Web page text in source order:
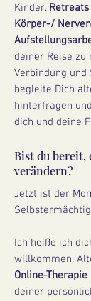
Kinder.
Körper-/
deiner Reise
Verbindung und
begleite Dich
hinterfragen
dich und deine
Bist du bereit,
verändern?
Jetzt ist der
Ich heiße ich
willkommen.
Online-Therapie
deiner